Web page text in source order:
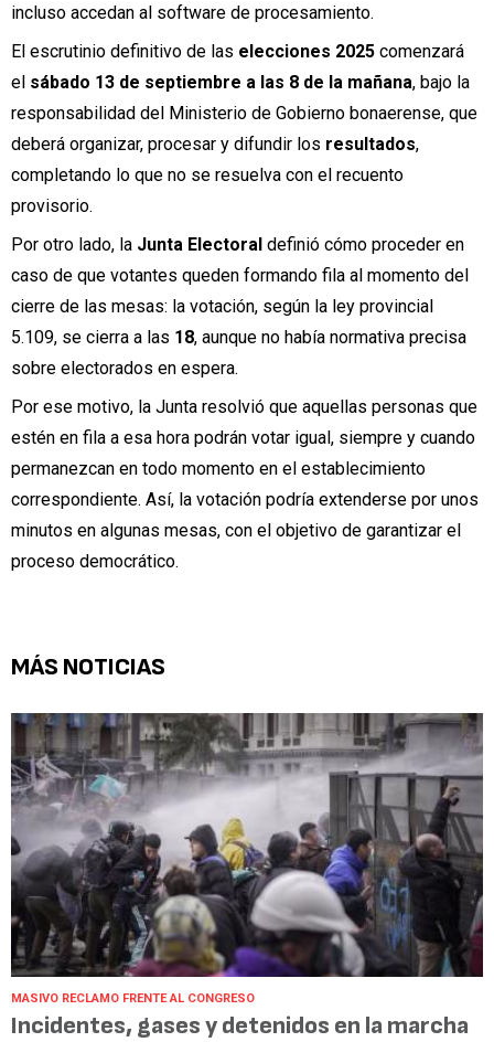
incluso accedan al software de procesamiento.
El escrutinio definitivo de las elecciones 2025 comenzará
el sábado 13 de septiembre a las 8 de la mañana, bajo la
responsabilidad del Ministerio de Gobierno bonaerense, que
deberá organizar, procesar y difundir los resultados,
completando lo que no se resuelva con el recuento
provisorio.
Por otro lado, la Junta Electoral definió cómo proceder en
caso de que votantes queden formando fila al momento del
cierre de las mesas: la votación, según la ley provincial
5.109, se cierra a las 18, aunque no había normativa precisa
sobre electorados en espera.
Por ese motivo, la Junta resolvió que aquellas personas que
estén en fila a esa hora podrán votar igual, siempre y cuando
permanezcan en todo momento en el establecimiento
correspondiente. Así, la votación podría extenderse por unos
minutos en algunas mesas, con el objetivo de garantizar el
proceso democrático.
MÁS NOTICIAS
MASIVO RECLAMO FRENTE AL CONGRESO
Incidentes, gases y detenidos en la marcha